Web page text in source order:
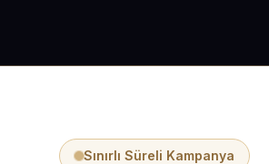
Sınırlı Süreli Kampanya